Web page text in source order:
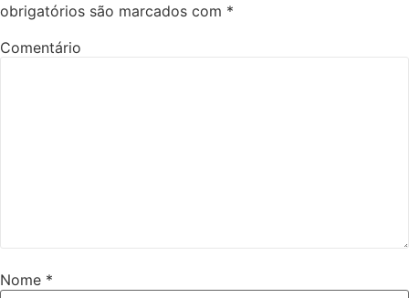
obrigatórios são marcados com *
Comentário
Nome *